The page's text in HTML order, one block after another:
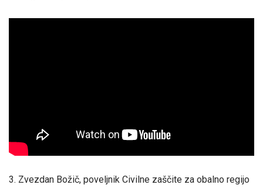
3. Zvezdan Božič, poveljnik Civilne zaščite za obalno regijo